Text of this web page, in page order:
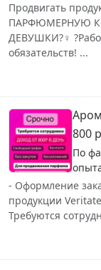
Продвигать
ПАРФЮМЕРНУЮ
ДЕВУШКИ?‍♀️
обязательств! ...
800
По
- Оформление
продукции
Требуются